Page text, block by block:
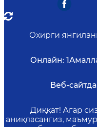
Охирги
Онлайн: 1
Веб-
Диққат! Агар
аниқласангиз,